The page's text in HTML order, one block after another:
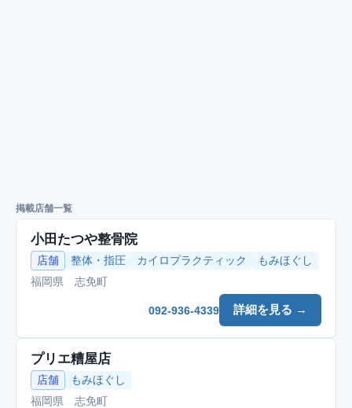
掲載店舗一覧
小田たつや整骨院
店舗 整体・指圧 カイロプラクティック
もみほぐし
福岡県 志免町
詳細を見る →
092-936-4339
プリエ糟屋店
店舗
もみほぐし
福岡県 志免町